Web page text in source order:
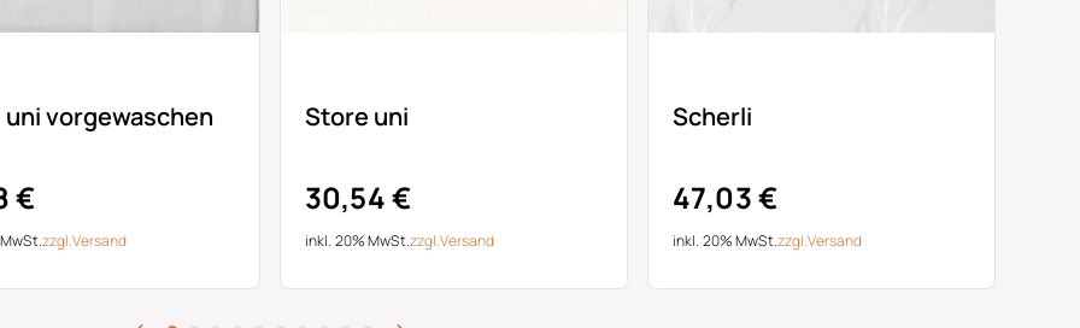
vorgewaschen
€
zzgl.Versand
Store uni
30,54 €
inkl. 20% MwSt.zzgl.Versand
Scherli
47,03 €
inkl. 20% MwSt.zzgl.Versand